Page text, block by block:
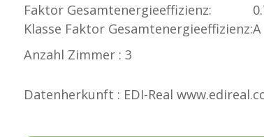
Faktor Gesamtenergieeffizienz:
Klasse Faktor Gesamtenergieeffizienz:A
Anzahl Zimmer : 3
Datenherkunft : EDI-Real